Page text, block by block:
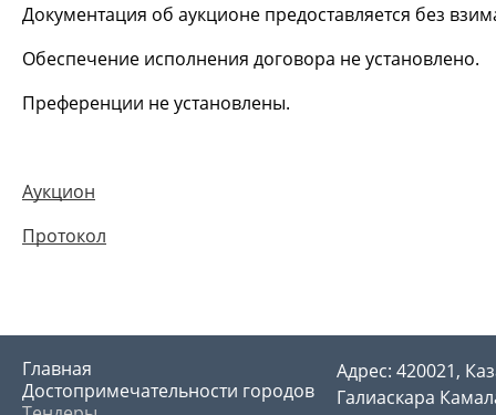
Документация об аукционе предоставляется без
Обеспечение исполнения договора не установлено.
Преференции не установлены.
Аукцион
Протокол
Главная
Достопримечательности городов
Адрес: 420021,
Галиаскара